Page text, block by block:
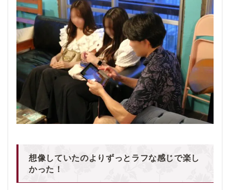
想像していたのよりずっとラフな感じで楽し
かった！